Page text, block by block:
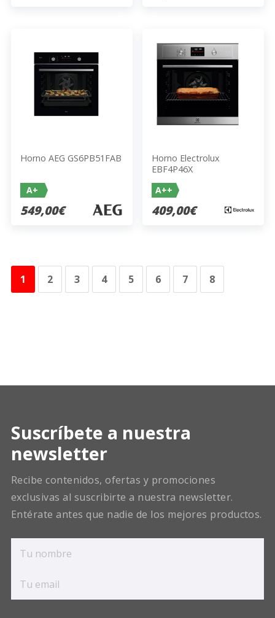
Horno AEG GS6PB51FAB
A+
549,00€
Horno Electrolux
EBF4P46X
A++
409,00€
1 2 3 4 5 6 7 8
Suscríbete a nuestra
newsletter
Recibe contenidos, ofertas y promociones
exclusivas al suscribirte a nuestra newsletter.
Entérate antes que nadie de los mejores productos.